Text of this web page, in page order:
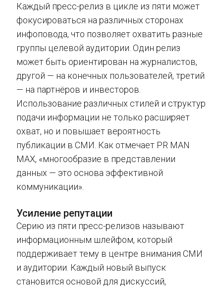
Каждый пресс-релиз в цикле из пяти может
фокусироваться на различных сторонах
инфоповода, что позволяет охватить разные
группы целевой аудитории. Один релиз
может быть ориентирован на журналистов,
другой — на конечных пользователей, третий
— на партнёров и инвесторов.
Использование различных стилей и структур
подачи информации не только расширяет
охват, но и повышает вероятность
публикации в СМИ. Как отмечает PR MAN
MAX, «многообразие в представлении
данных — это основа эффективной
коммуникации».
Усиление репутации
Серию из пяти пресс-релизов называют
информационным шлейфом, который
поддерживает тему в центре внимания СМИ
и аудитории. Каждый новый выпуск
становится основой для дискуссий,